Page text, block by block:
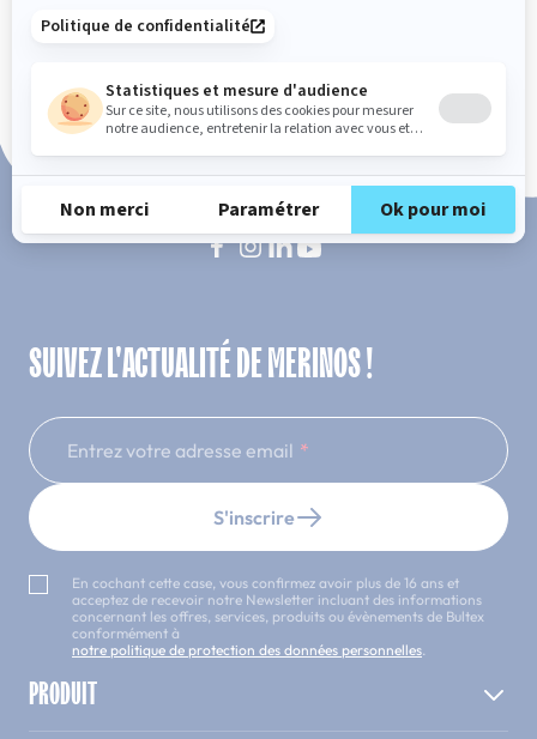
Paiement en 3x ou 4x sans frais
SUIVEZ L'ACTUALITÉ DE MERINOS !
Entrez votre adresse email
S'inscrire
En cochant cette case, vous confirmez avoir plus de 16 ans et
acceptez de recevoir notre Newsletter incluant des informations
concernant les offres, services, produits ou évènements de Bultex
conformément à
notre politique de protection des données personnelles.
PRODUIT